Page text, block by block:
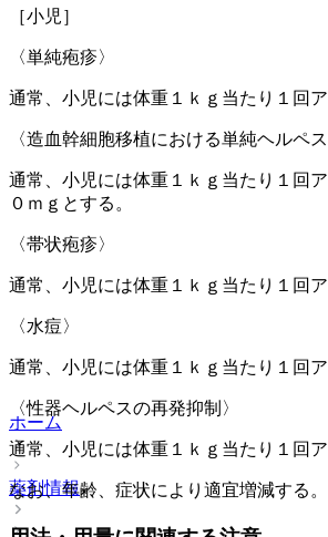
［小児］
〈単純疱疹〉
通常、小児には体重１ｋｇ当たり１回
〈造血幹細胞移植における単純ヘルペ
通常、小児には体重１ｋｇ当たり１回
０ｍｇとする。
〈帯状疱疹〉
通常、小児には体重１ｋｇ当たり１回
〈水痘〉
通常、小児には体重１ｋｇ当たり１回
〈性器ヘルペスの再発抑制〉
通常、小児には体重１ｋｇ当たり１回
なお、年齢、症状により適宜増減する。
ホーム
薬剤情報